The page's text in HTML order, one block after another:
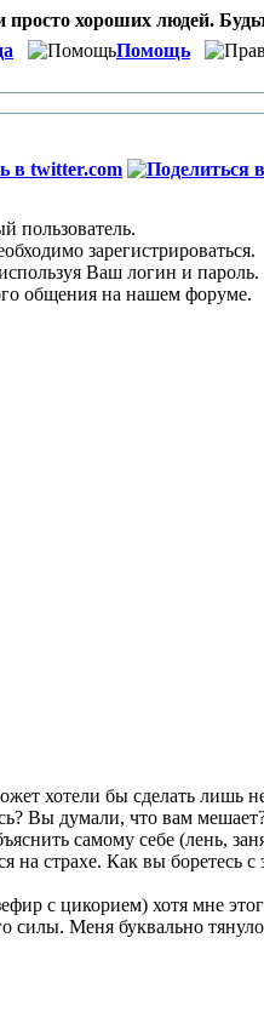
хороших людей.
Помощь
пользователь.
зарегистрироваться.
Ваш логин и пароль.
общения на нашем форуме.
хотели бы сделать лишь
Вы думали, что вам
самому себе (лень,
на страхе. Как вы боретесь с
с цикорием) хотя мне
Меня буквально